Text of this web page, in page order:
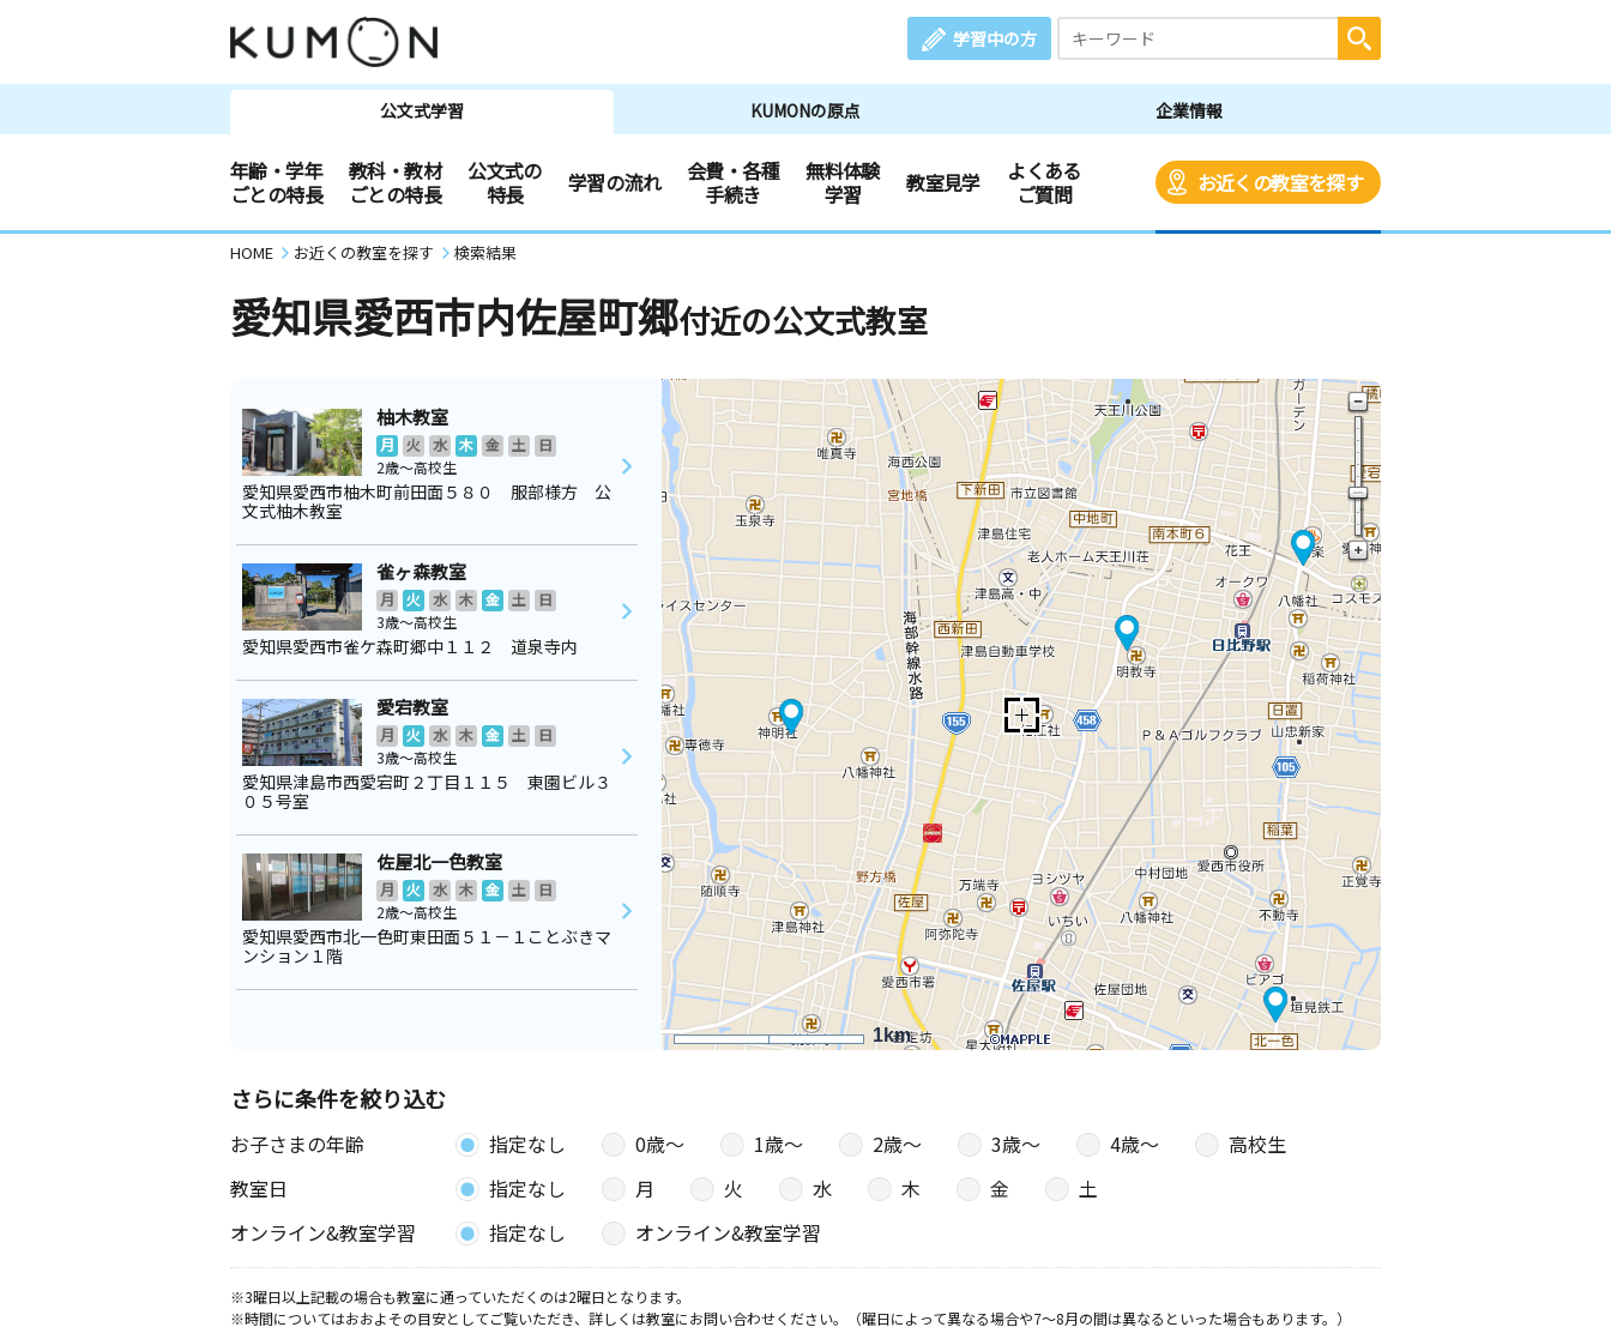
学習中の方
公文式学習 KUMONの原点 企業情報
年齢・学年
ごとの特長
教科・教材
ごとの特長
公文式の
特長
学習の流れ
会費・各種
手続き
無料体験
学習
教室見学
よくある
ご質問
お近くの教室を探す
HOME お近くの教室を探す 検索結果
愛知県愛西市内佐屋町郷付近の公文式教室
1km
柚木教室
月 火 水 木 金 土
日
2歳～高校生
愛知県愛西市柚木町前田面５８０ 服部様方 公
文式柚木教室
雀ヶ森教室
月 火 水 木 金 土
日
3歳～高校生
愛知県愛西市雀ケ森町郷中１１２ 道泉寺内
愛宕教室
月 火 水 木 金 土
日
3歳～高校生
愛知県津島市西愛宕町２丁目１１５ 東園ビル３
０５号室
佐屋北一色教室
月 火 水 木 金 土
日
2歳～高校生
愛知県愛西市北一色町東田面５１－１ことぶきマ
ンション１階
さらに条件を絞り込む
お子さまの年齢 指定なし 0歳〜 1歳〜 2歳〜 3歳〜 4歳〜
高校生
教室日
指定なし 月 火 水 木 金
土
オンライン&教室学習
指定なし オンライン&教室学習
※3曜日以上記載の場合も教室に通っていただくのは2曜日となります。
※時間についてはおおよその目安としてご覧いただき、詳しくは教室にお問い合わせください。（曜日によって異なる場合や7～8月の間は異なるといった場合もあります。）